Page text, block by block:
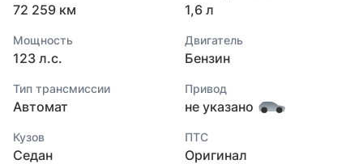
72 259 км 1,6 л
Мощность
123 л.с.
Двигатель
Бензин
Тип трансмиссии
Автомат
Привод
не указано
Кузов
Седан
ПТС
Оригинал